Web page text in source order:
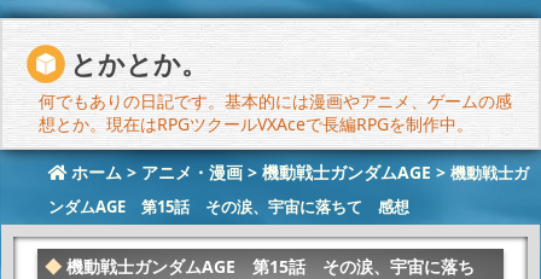
とかとか。
何でもありの日記です。基本的には漫画やアニメ、ゲームの感
想とか。現在はRPGツクールVXAceで長編RPGを制作中。
ホーム > アニメ・漫画 > 機動戦士ガンダムAGE > 機動戦士ガ
ンダムAGE 第15話 その涙、宇宙に落ちて 感想
機動戦士ガンダムAGE 第15話 その涙、宇宙に落ち